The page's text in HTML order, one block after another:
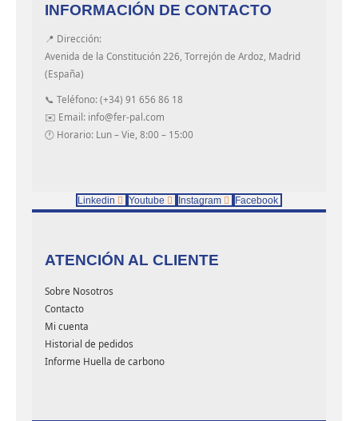
INFORMACIÓN DE CONTACTO
📍 Dirección:
Avenida de la Constitución 226, Torrejón de Ardoz, Madrid
(España)
📞 Teléfono: (+34) 91 656 86 18
✉️ Email: info@fer-pal.com
🕐 Horario: Lun – Vie, 8:00 – 15:00
Linkedin Youtube Instagram Facebook
ATENCIÓN AL CLIENTE
Sobre Nosotros
Contacto
Mi cuenta
Historial de pedidos
Informe Huella de carbono